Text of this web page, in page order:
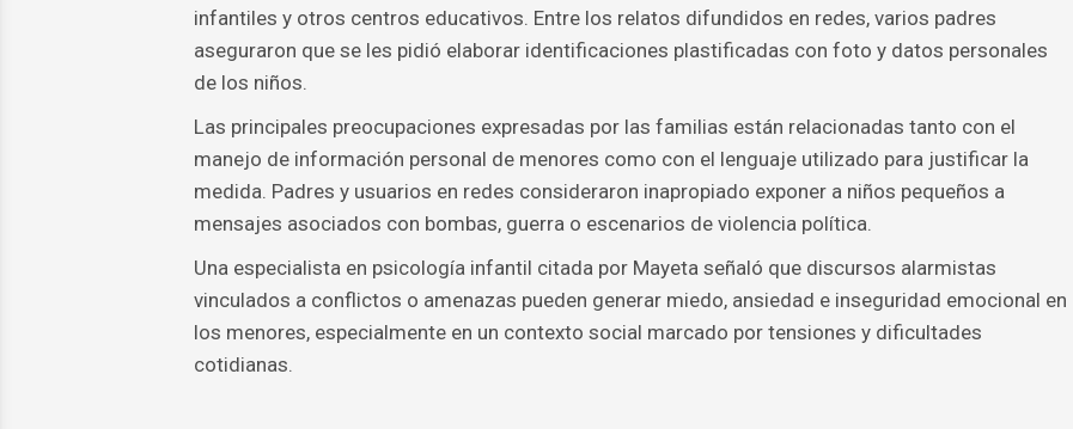
infantiles y otros centros educativos. Entre los relatos difundidos en redes, varios padres
aseguraron que se les pidió elaborar identificaciones plastificadas con foto y datos personales
de los niños.
Las principales preocupaciones expresadas por las familias están relacionadas tanto con el
manejo de información personal de menores como con el lenguaje utilizado para justificar la
medida. Padres y usuarios en redes consideraron inapropiado exponer a niños pequeños a
mensajes asociados con bombas, guerra o escenarios de violencia política.
Una especialista en psicología infantil citada por Mayeta señaló que discursos alarmistas
vinculados a conflictos o amenazas pueden generar miedo, ansiedad e inseguridad emocional en
los menores, especialmente en un contexto social marcado por tensiones y dificultades
cotidianas.